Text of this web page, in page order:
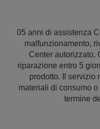
05 anni di assistenza
malfunzionamento,
Center autorizzato.
riparazione entro 5
prodotto. Il servizio
materiali di consumo
termine